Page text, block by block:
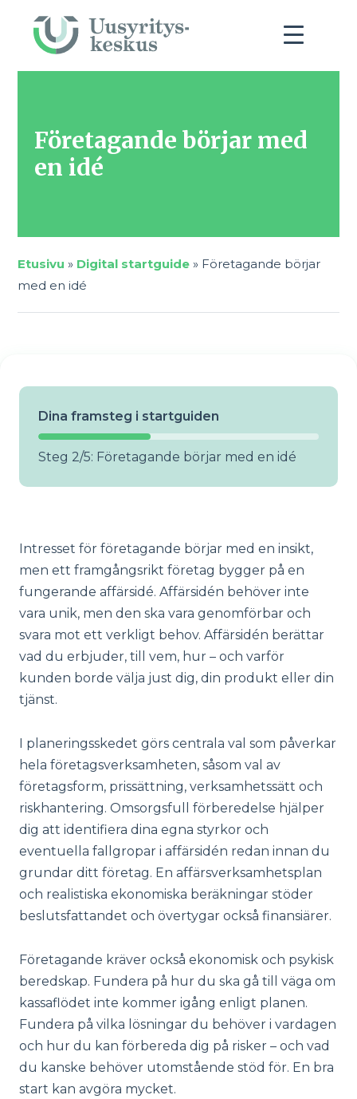
Företagande börjar med
en idé
Etusivu » Digital startguide » Företagande börjar
med en idé
Dina framsteg i startguiden
Steg 2/5: Företagande börjar med en idé
Intresset för företagande börjar med en insikt,
men ett framgångsrikt företag bygger på en
fungerande affärsidé. Affärsidén behöver inte
vara unik, men den ska vara genomförbar och
svara mot ett verkligt behov. Affärsidén berättar
vad du erbjuder, till vem, hur – och varför
kunden borde välja just dig, din produkt eller din
tjänst.
I planeringsskedet görs centrala val som påverkar
hela företagsverksamheten, såsom val av
företagsform, prissättning, verksamhetssätt och
riskhantering. Omsorgsfull förberedelse hjälper
dig att identifiera dina egna styrkor och
eventuella fallgropar i affärsidén redan innan du
grundar ditt företag. En affärsverksamhetsplan
och realistiska ekonomiska beräkningar stöder
beslutsfattandet och övertygar också finansiärer.
Företagande kräver också ekonomisk och psykisk
beredskap. Fundera på hur du ska gå till väga om
kassaflödet inte kommer igång enligt planen.
Fundera på vilka lösningar du behöver i vardagen
och hur du kan förbereda dig på risker – och vad
du kanske behöver utomstående stöd för. En bra
start kan avgöra mycket.